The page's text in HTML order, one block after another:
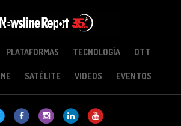
PLATAFORMAS TECNOLOGÍA OTT
SATÉLITE VIDEOS EVENTOS